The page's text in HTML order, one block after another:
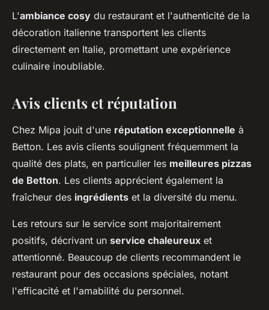
L'ambiance cosy du restaurant et l'authenticité de la
décoration italienne transportent les clients
directement en Italie, promettant une expérience
culinaire inoubliable.
Avis clients et réputation
Chez Mipa jouit d'une réputation exceptionnelle à
Betton. Les avis clients soulignent fréquemment la
qualité des plats, en particulier les meilleures pizzas
de Betton. Les clients apprécient également la
fraîcheur des ingrédients et la diversité du menu.
Les retours sur le service sont majoritairement
positifs, décrivant un service chaleureux et
attentionné. Beaucoup de clients recommandent le
restaurant pour des occasions spéciales, notant
l'efficacité et l'amabilité du personnel.